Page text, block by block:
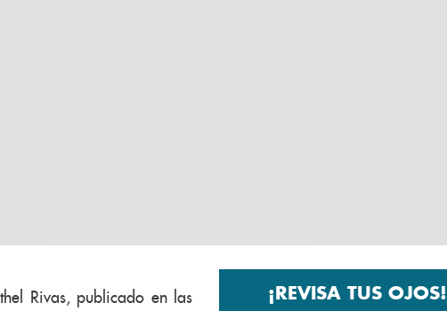
Rivas, publicado en las
¡REVISA TUS OJOS!